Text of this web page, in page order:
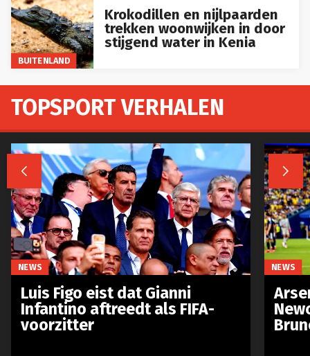
BUITENLAND
Krokodillen en nijlpaarden
trekken woonwijken in door
stijgend water in Kenia
TOPSPORT VERHALEN
 
NEWS
Luis Figo eist dat Gianni
Infantino aftreedt als FIFA-
voorzitter
NEWS